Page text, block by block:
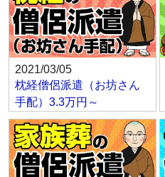
2021/03/05
枕経僧侶派遣（お坊さん
手配）3.3万円～